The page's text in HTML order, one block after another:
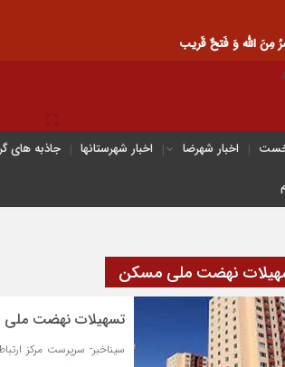
مِنَ الله وَ فَتحٌ قَریب
اخبار شهرضا اخبار شهرستانها جاذبه های
نهضت ملی مسکن
تسهیلات نهضت ملی مسکن در
سیناخبر- سرپرست مرکز